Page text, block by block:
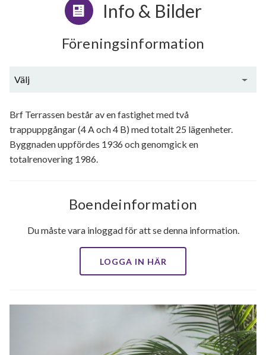
Info & Bilder
Föreningsinformation
Välj
Utförda renoveringar
Brf Terrassen består av en fastighet med två
trappuppgångar (4 A och 4 B) med totalt 25 lägenheter.
Byggnaden uppfördes 1936 och genomgick en
totalrenovering 1986.
Boendeinformation
Du måste vara inloggad för att se denna information.
LOGGA IN HÄR